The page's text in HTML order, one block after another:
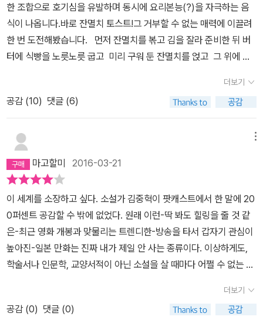
한 조합으로 호기심을 유발하며 동시에 요리본능(?)을 자극하는 음
식이 나옵니다.바로 잔멸치 토스트!그 거부할 수 없는 매력에 이끌려
한 번 도전해봤습니다. 먼저 잔멸치를 볶고 김을 잘라 준비한 뒤 버
터에 식빵을 노릇노릇 굽고 미리 구워 둔 잔멸치를 얹고 그 위에 김
먹었어요. 스즈의 친구 마사가 이 메뉴를 소개하며 말하죠 (p.15
8)'버터랑 잔멸치, 그 위에 김! 이 세 가지 조합이 완전 최고야!'그 말
마따나 버터의 고소함, 잔멸치의 짭조름한 맛, 김의 향긋함이 바삭바
삭하게 구운 빵과 잘 어우러지네요.스즈에게 엄마와 아빠를 떠오르게
수 있을 만큼 자란 스즈가 엄마와 아빠를 이해하고 조금씩 받아들이
며 성장하는 모습이 잔멸치 토스트와 진저 밀크티를 매개로 아름답게
그려집니다. 그래서 더 먹어보고 싶은 마음이 들었는지도 모르겠어
요. ^^ 다음엔 진저 밀크티를 만들어 함께 먹어봐야겠어요.옛날엔 생
강이 써서 별로 안 좋아했는데 이젠 맛도 향도 모두 좋아졌어. 참 신기
하지. p.187
더보기
공감 (10) 댓글 (6)
마고할미 2016-03-21
이 세계를 소장하고 싶다. 소설가 김중혁이 팟캐스트에서 한 말에 20
0퍼센트 공감할 수 밖에 없었다. 원래 이런-딱 봐도 힐링을 줄 것 같
은-최근 영화 개봉과 맞물리는 트렌디한-방송을 타서 갑자기 관심이
높아진-일본 만화는 진짜 내가 제일 안 사는 종류이다. 이상하게도,
학술서나 인문학, 교양서적이 아닌 소설을 살 때마다 어쩔 수 없는 죄
화를 덥썩 사게 된 것은, 최근의 내가 지쳐 있기 때문일 것이다. 번 아
웃- 달랑달랑하게 꼭대기에 있는 상태에서 한줄기 획 바람이 불어 나
더보기
공감 (0) 댓글 (0)